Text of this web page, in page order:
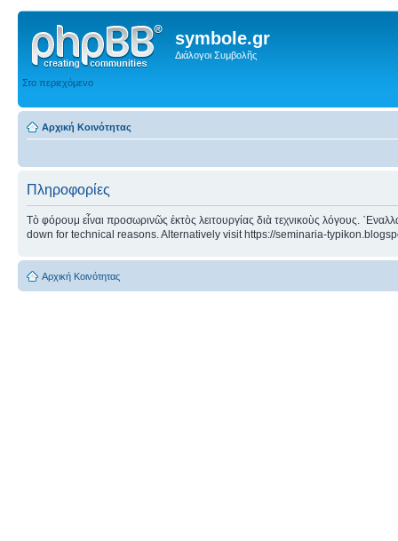
symbole.gr
Διάλογοι Συμβολῆς
Στο περιεχόμενο
Αρχική Κοινότητας
Πληροφορίες
Τὸ φόρουμ εἶναι προσωρινῶς ἐκτὸς λειτουργίας διὰ τεχνικοὺς λόγους.
down for technical reasons. Alternatively visit https://seminaria-
Αρχική Κοινότητας